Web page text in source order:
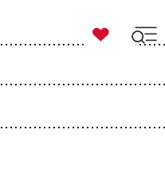

taz zahl ich